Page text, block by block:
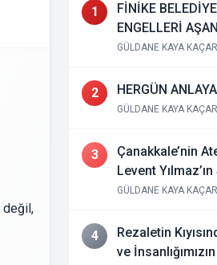
değil,
1
FİNİKE
ENGELLERİ
GÜLDANE KAYA KAÇAR
2 HERGÜN
GÜLDANE KAYA KAÇAR
3
Çanakkale’nin Ateşi Vefasızlıkta
Levent
GÜLDANE KAYA KAÇAR
4
Rezaletin
ve İnsanlığımızın